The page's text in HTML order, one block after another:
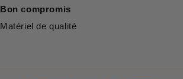
Bon compromis
Matériel de qualité